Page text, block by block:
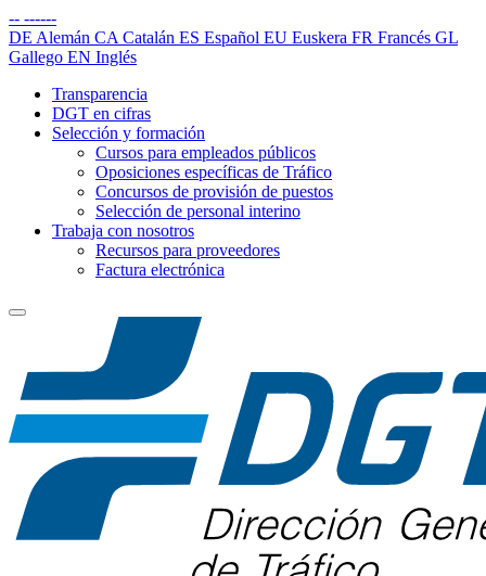
-- ------
DE Alemán CA Catalán ES Español EU Euskera FR Francés GL
Gallego EN Inglés
Transparencia
DGT en cifras
Selección y formación
Cursos para empleados públicos
Oposiciones específicas de Tráfico
Concursos de provisión de puestos
Selección de personal interino
Trabaja con nosotros
Recursos para proveedores
Factura electrónica